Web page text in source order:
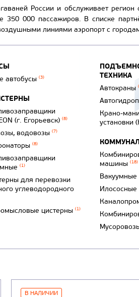
России и обслуживает
350 000 пассажиров. В списке
линиями аэропорт с
автобусы (3)
(г. Егорьевск) (8)
водовозы (7)
(8)
(1)
для перевозки
углеводородного
цистерны (1)
ТЕХНИКА
Автокраны
Крано-
установки
машины (18)
В НАЛИЧИИ